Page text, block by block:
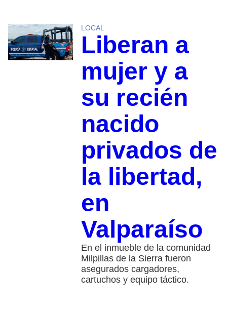
LOCAL
Liberan a
mujer y a
su recién
nacido
privados de
la libertad,
en
Valparaíso
En el inmueble de la comunidad
Milpillas de la Sierra fueron
asegurados cargadores,
cartuchos y equipo táctico.